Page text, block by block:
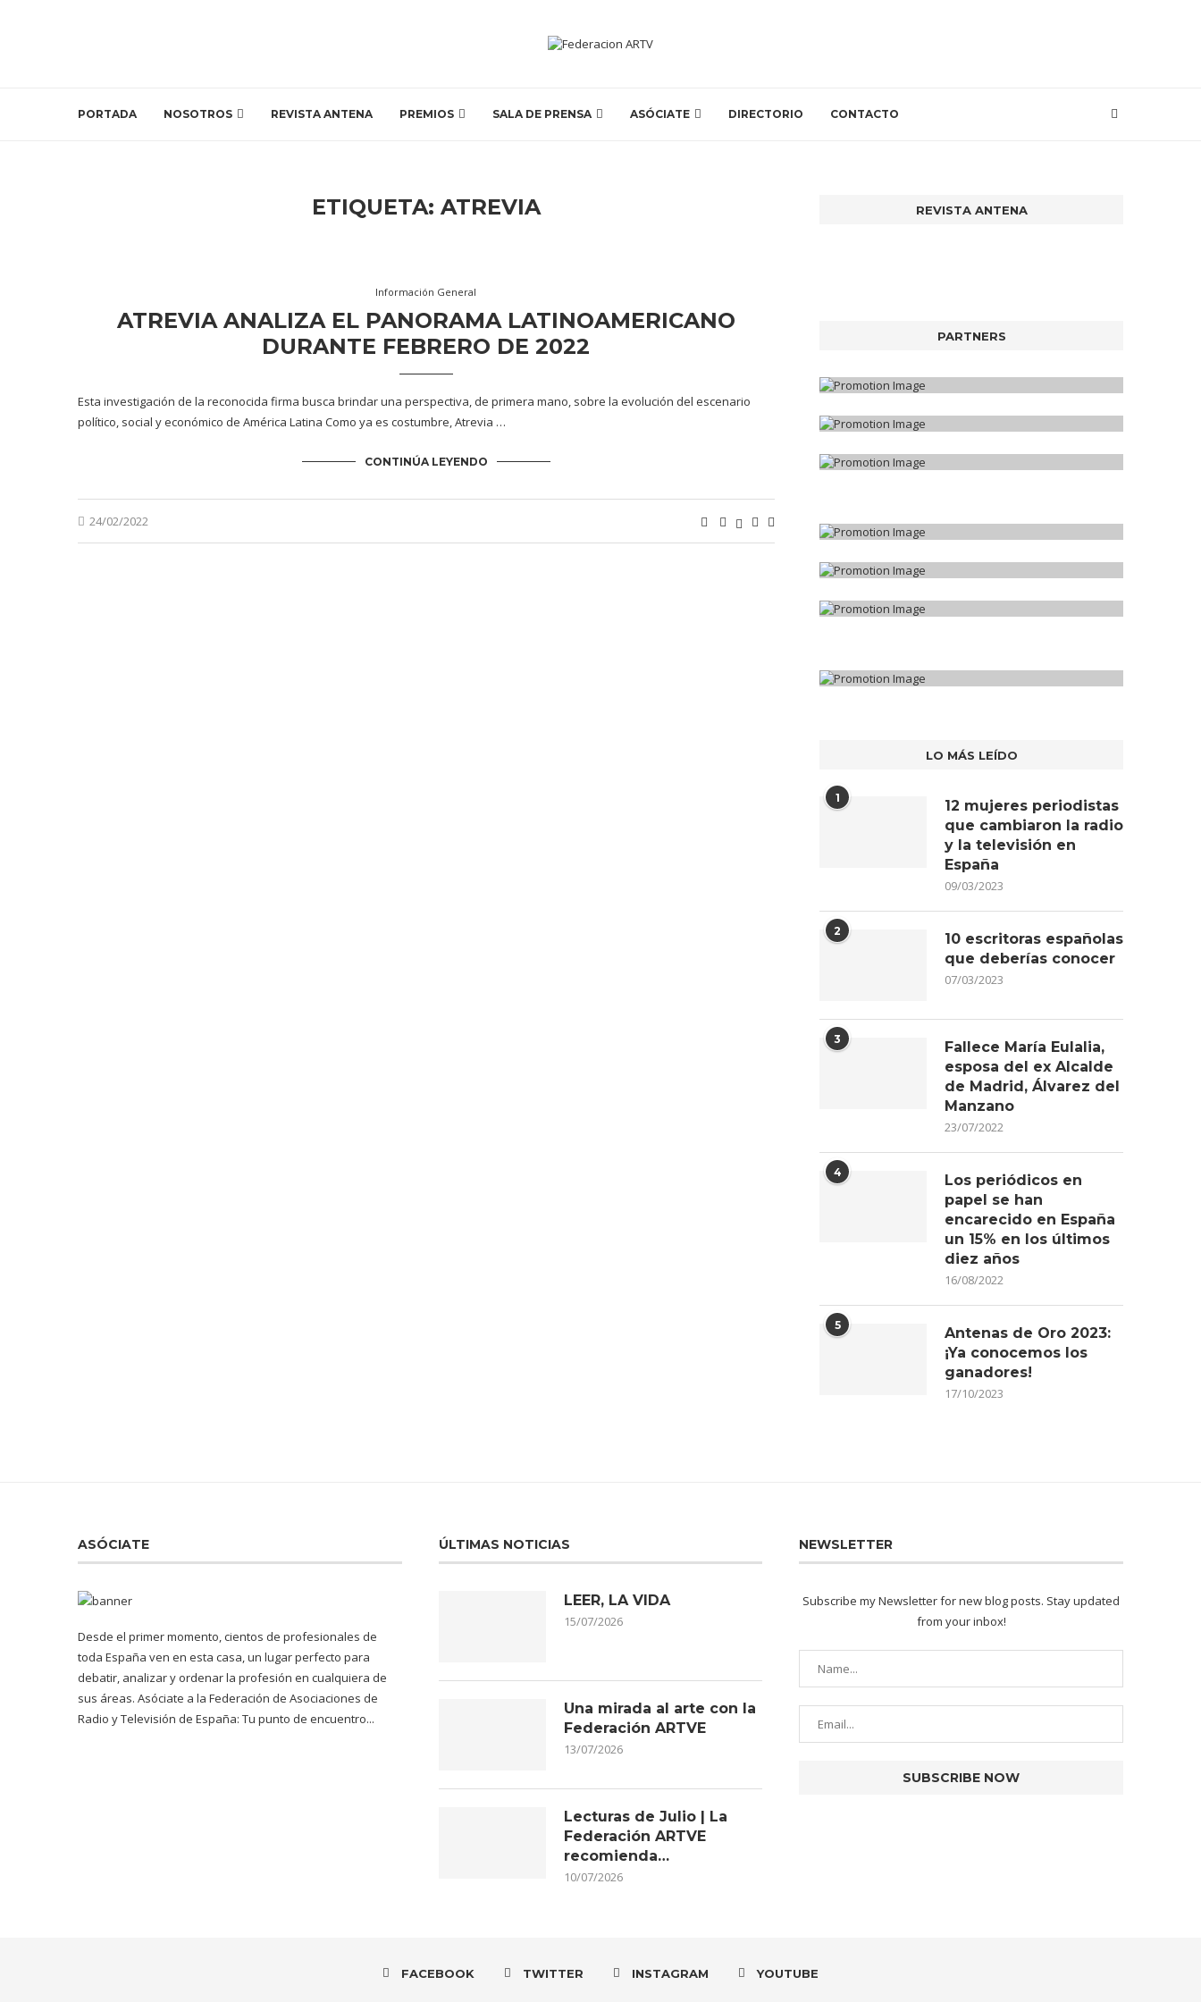
PORTADA NOSOTROS REVISTA ANTENA PREMIOS SALA DE PRENSA ASÓCIATE DIRECTORIO CONTACTO
ETIQUETA: ATREVIA
Información General
ATREVIA ANALIZA EL PANORAMA LATINOAMERICANO
DURANTE FEBRERO DE 2022
Esta investigación de la reconocida firma busca brindar una perspectiva, de primera mano, sobre la evolución del escenario
político, social y económico de América Latina Como ya es costumbre, Atrevia …
CONTINÚA LEYENDO
24/02/2022
REVISTA ANTENA
PARTNERS
LO MÁS LEÍDO
1
12 mujeres periodistas
que cambiaron la radio
y la televisión en
España
09/03/2023
2
10 escritoras españolas
que deberías conocer
07/03/2023
3
Fallece María Eulalia,
esposa del ex Alcalde
de Madrid, Álvarez del
Manzano
23/07/2022
4
Los periódicos en
papel se han
encarecido en España
un 15% en los últimos
diez años
16/08/2022
5
Antenas de Oro 2023:
¡Ya conocemos los
ganadores!
17/10/2023
ASÓCIATE
Desde el primer momento, cientos de profesionales de
toda España ven en esta casa, un lugar perfecto para
debatir, analizar y ordenar la profesión en cualquiera de
sus áreas. Asóciate a la Federación de Asociaciones de
Radio y Televisión de España: Tu punto de encuentro...
ÚLTIMAS NOTICIAS
LEER, LA VIDA
15/07/2026
Una mirada al arte con la
Federación ARTVE
13/07/2026
Lecturas de Julio | La
Federación ARTVE
recomienda…
10/07/2026
NEWSLETTER
Subscribe my Newsletter for new blog posts. Stay updated
from your inbox!
FACEBOOK TWITTER INSTAGRAM YOUTUBE